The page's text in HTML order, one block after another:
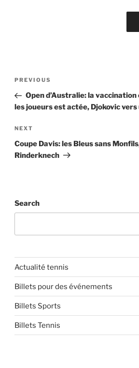
Previous
Post
PREVIOUS
Open d’Australie: la
les joueurs est actée, Djokovic
Next
Post
NEXT
Coupe Davis: les Bleus sans
Rinderknech
Search
Actualité tennis
Billets pour des événements
Billets Sports
Billets Tennis